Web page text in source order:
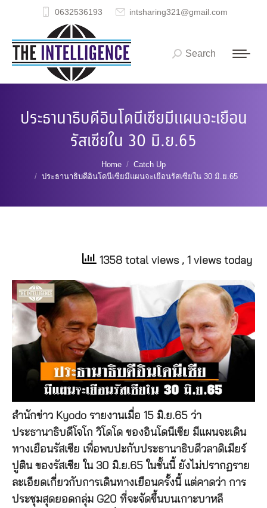
0632536193 intsharing321@gmail.com
Search:
Search
ประธานาธิบดีอินโดนีเซียมีแผนจะเยือน
รัสเซียใน 30 มิ.ย.65
Home
Catch Up
ประธานาธิบดีอินโดนีเซียมีแผนจะเยือนรัสเซียใน 30 มิ.ย.65
1358 total views , 1 views today
สำนักข่าว Kyodo รายงานเมื่อ 15 มิ.ย.65 ว่า
ประธานาธิบดีโจโก วิโดโด ของอินโดนีเซีย มีแผนจะเดิน
ทางเยือนรัสเซีย เพื่อพบปะกับประธานาธิบดีวลาดิเมียร์
ปูติน ของรัสเซีย ใน 30 มิ.ย.65 ในชั้นนี้ ยังไม่ปรากฏราย
ละเอียดเกี่ยวกับการเดินทางเยือนครั้งนี้ แต่คาดว่า การ
ประชุมสุดยอดกลุ่ม G20 ที่จะจัดขึ้นบนเกาะบาหลี